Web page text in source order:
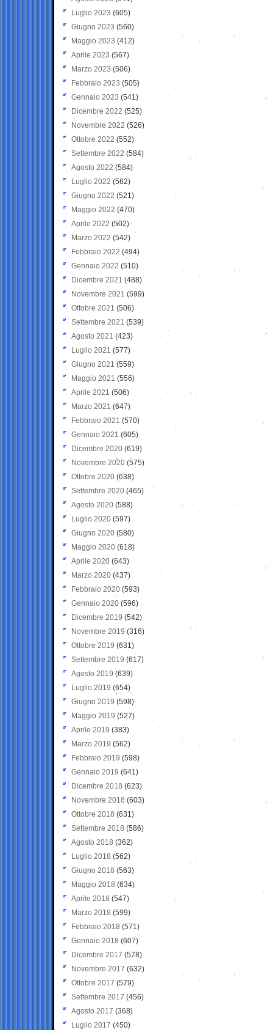
Luglio 2023 (605)
Giugno 2023 (560)
Maggio 2023 (412)
Aprile 2023 (567)
Marzo 2023 (506)
Febbraio 2023 (505)
Gennaio 2023 (541)
Dicembre 2022 (525)
Novembre 2022 (526)
Ottobre 2022 (552)
Settembre 2022 (584)
Agosto 2022 (584)
Luglio 2022 (562)
Giugno 2022 (521)
Maggio 2022 (470)
Aprile 2022 (502)
Marzo 2022 (542)
Febbraio 2022 (494)
Gennaio 2022 (510)
Dicembre 2021 (488)
Novembre 2021 (599)
Ottobre 2021 (506)
Settembre 2021 (539)
Agosto 2021 (423)
Luglio 2021 (577)
Giugno 2021(559)
Maggio 2021 (556)
Aprile 2021 (506)
Marzo 2021 (647)
Febbraio 2021 (570)
Gennaio 2021 (605)
Dicembre 2020 (619)
Novembre 2020 (575)
Ottobre 2020 (638)
Settembre 2020(465)
Agosto 2020 (588)
Luglio 2020 (597)
Giugno 2020 (580)
Maggio 2020 (618)
Aprile 2020 (643)
Marzo 2020 (437)
Febbraio 2020 (593)
Gennaio 2020 (596)
Dicembre 2019 (542)
Novembre 2019 (316)
Ottobre 2019 (631)
Settembre 2019 (617)
Agosto 2019 (639)
Luglio 2019 (654)
Giugno 2019 (598)
Maggio 2019 (527)
Aprile 2019 (383)
Marzo 2019 (562)
Febbraio 2019 (598)
Gennaio 2019 (641)
Dicembre 2018 (623)
Novembre 2018 (603)
Ottobre 2018 (631)
Settembre 2018 (586)
Agosto 2018 (362)
Luglio 2018 (562)
Giugno 2018 (563)
Maggio 2018 (634)
Aprile 2018 (547)
Marzo 2018 (599)
Febbraio 2018 (571)
Gennaio 2018 (607)
Dicembre 2017 (578)
Novembre 2017 (632)
Ottobre 2017 (579)
Settembre 2017 (456)
Agosto 2017 (368)
Luglio 2017 (450)